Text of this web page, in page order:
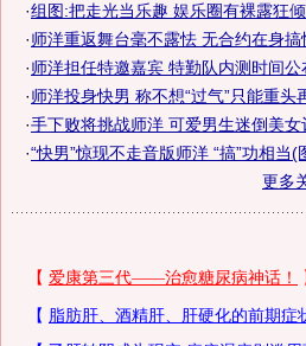
·组图:把走光当乐趣 娱乐圈有裸露狂
·师洋重返舞台毫不露怯 无合约在身搞
·师洋担任特邀嘉宾 特勤队内测时间公
·师洋投身快男 称不想“过气”只能重头
·手下败将挑战师洋 可爱男生迷倒美女
·“快男”惊现不走音版师洋 “搞”功相当(
更多